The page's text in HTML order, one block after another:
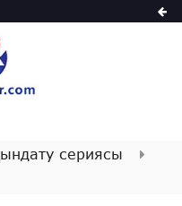
сериясы